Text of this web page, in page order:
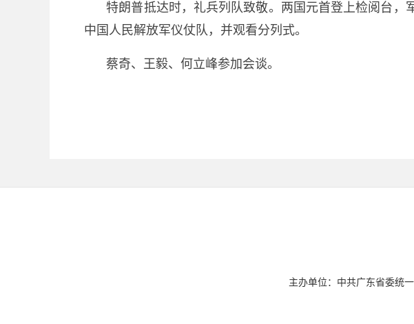
特朗普抵达时，礼兵列队致敬。两国元首登上检阅台，
中国人民解放军仪仗队，并观看分列式。
蔡奇、王毅、何立峰参加会谈。
主办单位：中共广东省委统